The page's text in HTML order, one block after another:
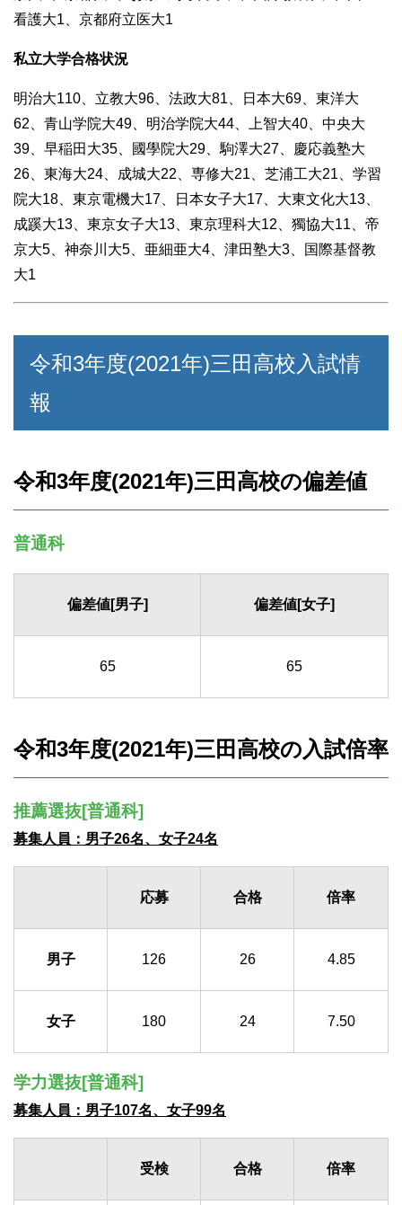
看護大1、京都府立医大1
私立大学合格状況
明治大110、立教大96、法政大81、日本大69、東洋大
62、青山学院大49、明治学院大44、上智大40、中央大
39、早稲田大35、國學院大29、駒澤大27、慶応義塾大
26、東海大24、成城大22、専修大21、芝浦工大21、学習
院大18、東京電機大17、日本女子大17、大東文化大13、
成蹊大13、東京女子大13、東京理科大12、獨協大11、帝
京大5、神奈川大5、亜細亜大4、津田塾大3、国際基督教
大1
令和3年度(2021年)三田高校入試情
報
令和3年度(2021年)三田高校の偏差値
普通科
偏差値[男子] 偏差値[女子]
65 65
令和3年度(2021年)三田高校の入試倍率
推薦選抜[普通科]
募集人員：男子26名、女子24名
応募 合格 倍率
男子 126 26 4.85
女子 180 24 7.50
学力選抜[普通科]
募集人員：男子107名、女子99名
受検 合格 倍率